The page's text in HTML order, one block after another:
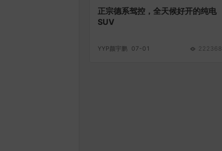
正宗德系驾控，全天候好开的纯电
SUV
YYP颜宇鹏 07-01 222368